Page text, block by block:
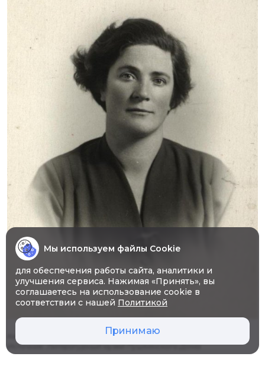
Казьмина (Гладыревская) Софья Александровна.
Источник: Литературный музей Пушкинского Дома
Мы используем файлы Cookie
для обеспечения работы сайта, аналитики и
улучшения сервиса. Нажимая «Принять», вы
соглашаетесь на использование cookie в
соответствии с нашей Политикой
Принимаю